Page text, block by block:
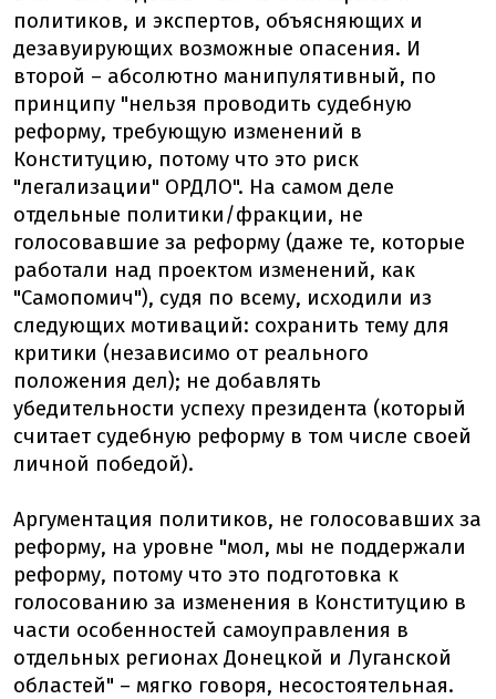
политиков, и экспертов, объясняющих и
дезавуирующих возможные опасения. И
второй – абсолютно манипулятивный, по
принципу "нельзя проводить судебную
реформу, требующую изменений в
Конституцию, потому что это риск
"легализации" ОРДЛО". На самом деле
отдельные политики/фракции, не
голосовавшие за реформу (даже те, которые
работали над проектом изменений, как
"Самопомич"), судя по всему, исходили из
следующих мотиваций: сохранить тему для
критики (независимо от реального
положения дел); не добавлять
убедительности успеху президента (который
считает судебную реформу в том числе своей
личной победой).
Аргументация политиков, не голосовавших за
реформу, на уровне "мол, мы не поддержали
реформу, потому что это подготовка к
голосованию за изменения в Конституцию в
части особенностей самоуправления в
отдельных регионах Донецкой и Луганской
областей" – мягко говоря, несостоятельная.